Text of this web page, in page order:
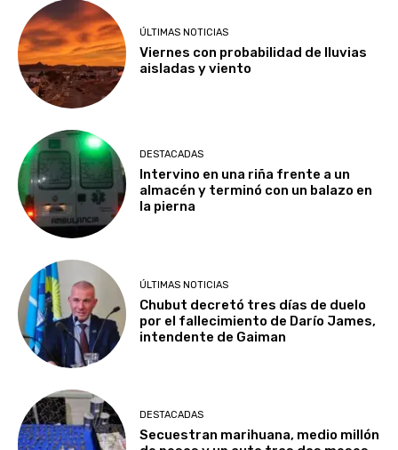
ÚLTIMAS NOTICIAS
Viernes con probabilidad de lluvias
aisladas y viento
DESTACADAS
Intervino en una riña frente a un
almacén y terminó con un balazo en
la pierna
ÚLTIMAS NOTICIAS
Chubut decretó tres días de duelo
por el fallecimiento de Darío James,
intendente de Gaiman
DESTACADAS
Secuestran marihuana, medio millón